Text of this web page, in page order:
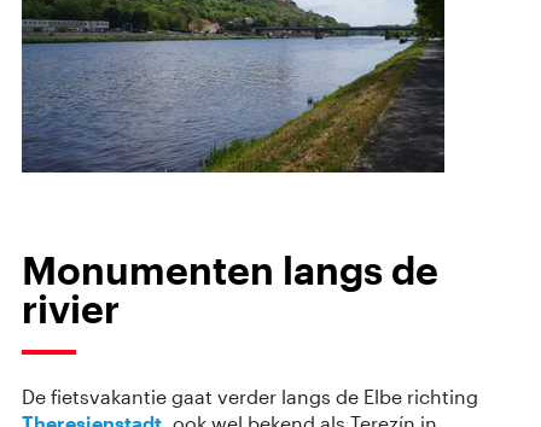
Monumenten langs de
rivier
De fietsvakantie gaat verder langs de Elbe richting